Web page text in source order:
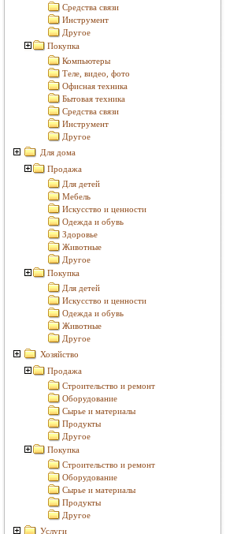
Средства связи
Инструмент
Другое
Покупка
Компьютеры
Теле, видео, фото
Офисная техника
Бытовая техника
Средства связи
Инструмент
Другое
Для дома
Продажа
Для детей
Мебель
Искусство и ценности
Одежда и обувь
Здоровье
Животные
Другое
Покупка
Для детей
Искусство и ценности
Одежда и обувь
Животные
Другое
Хозяйство
Продажа
Строительство и ремонт
Оборудование
Сырье и материалы
Продукты
Другое
Покупка
Строительство и ремонт
Оборудование
Сырье и материалы
Продукты
Другое
Услуги